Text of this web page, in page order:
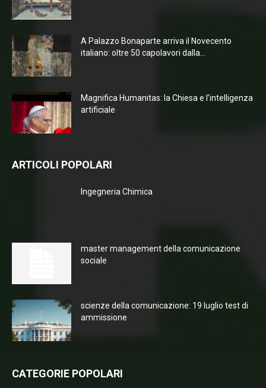
A Palazzo Bonaparte arriva il Novecento
italiano: oltre 50 capolavori dalla...
Magnifica Humanitas: la Chiesa e l’intelligenza
artificiale
ARTICOLI POPOLARI
Ingegneria Chimica
master management della comunicazione
sociale
scienze della comunicazione: 19 luglio test di
ammissione
CATEGORIE POPOLARI